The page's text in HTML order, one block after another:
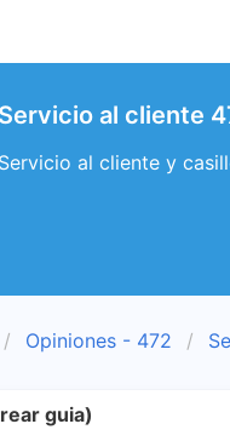
Servicio al cliente
Servicio al cliente y
Opiniones - 472
guia)